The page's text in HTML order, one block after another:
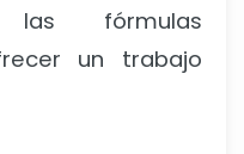
las fórmulas
un trabajo